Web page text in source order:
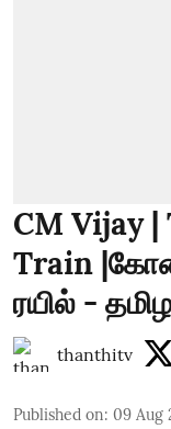
CM Vijay
Train
ரயில் -
thanthitv
Published on: 09 Aug